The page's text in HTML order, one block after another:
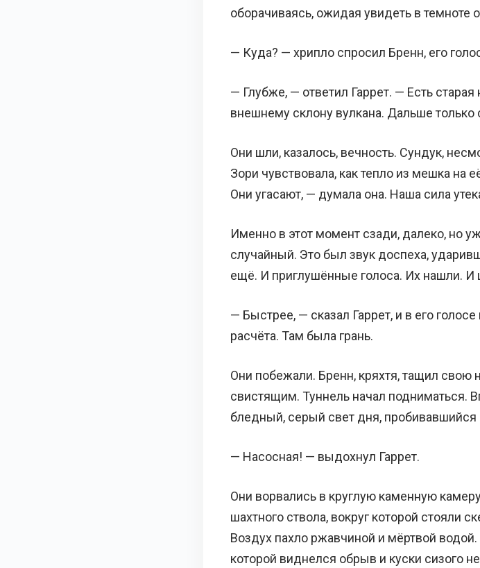
оборачиваясь, ожидая увидеть в темноте
— Куда? — хрипло спросил Бренн, его
— Глубже, — ответил Гаррет. — Есть
внешнему склону вулкана. Дальше только
Они шли, казалось, вечность. Сундук,
Зори чувствовала, как тепло из мешка на
Они угасают, — думала она. Наша сила
Именно в этот момент сзади, далеко, но
случайный. Это был звук доспеха,
ещё. И приглушённые голоса. Их нашли. И
— Быстрее, — сказал Гаррет, и в его
расчёта. Там была грань.
Они побежали. Бренн, кряхтя, тащил
свистящим. Туннель начал подниматься.
бледный, серый свет дня,
— Насосная! — выдохнул Гаррет.
Они ворвались в круглую каменную
шахтного ствола, вокруг которой стояли
Воздух пахло ржавчиной и мёртвой
которой виднелся обрыв и куски сизого